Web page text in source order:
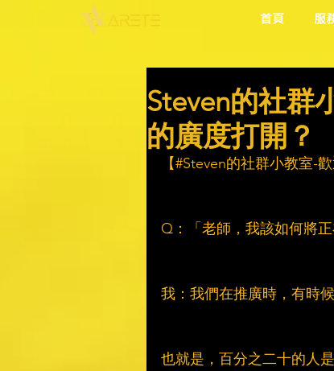
首頁 服
Steven的社群
的廣度打開？
【#Steven的社群小教室-
Q：「老師，我該如何將
我：我們在推廣時，有時
也就是，百分之二十的人